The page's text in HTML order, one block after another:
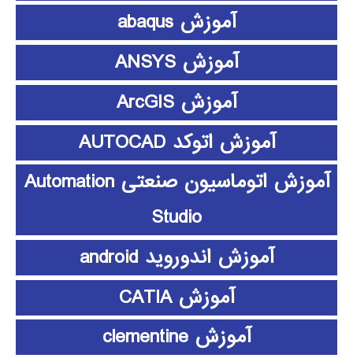
آموزش abaqus
آموزش ANSYS
آموزش ArcGIS
آموزش اتوکد AUTOCAD
آموزش اتوماسیون صنعتی Automation
Studio
آموزش اندوروید android
آموزش CATIA
آموزش clementine